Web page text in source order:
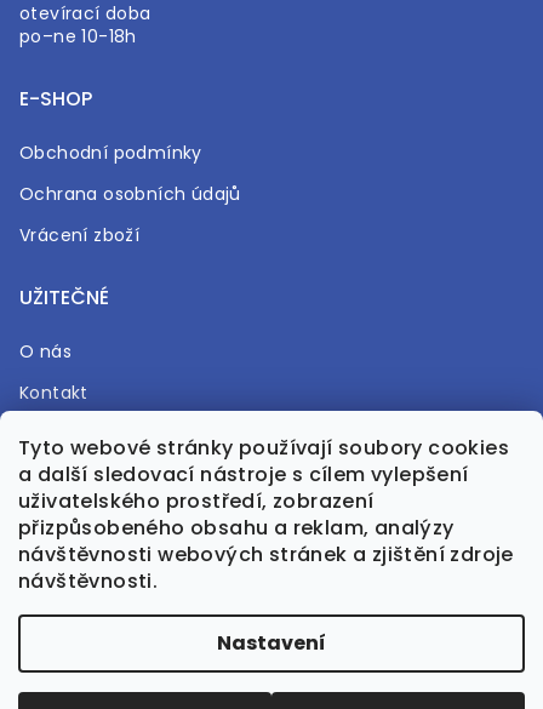
Tyto webové stránky používají soubory cookies
a další sledovací nástroje s cílem vylepšení
uživatelského prostředí, zobrazení
přizpůsobeného obsahu a reklam, analýzy
návštěvnosti webových stránek a zjištění zdroje
návštěvnosti.
Nastavení
otevírací doba
po–ne 10-18h
E-SHOP
Obchodní podmínky
Ochrana osobních údajů
Vrácení zboží
UŽITEČNÉ
O nás
Kontakt
Časté otázky
Prodejna
Upravila GreenPanda.cz